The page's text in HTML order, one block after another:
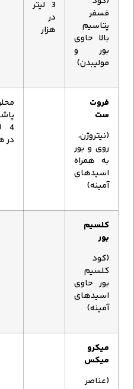
فسفر
پتاسیم
بالا حاوی
بور و
مولیبدن)
3 لیتر
در
هزار
فروت
ست
(نیتروژن،
روی و بور
به همراه
اسیدهای
آمینه)
در
کلسیم
بور
(کود
کلسیم
بور حاوی
اسیدهای
آمینه)
میکرو
میکس
(عناصر